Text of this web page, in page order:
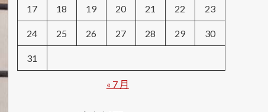
17 18 19 20 21 22 23
24 25 26 27 28 29 30
31
« 7 月